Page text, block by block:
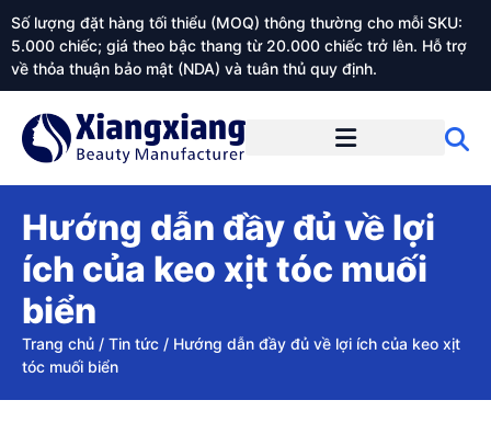
Số lượng đặt hàng tối thiểu (MOQ) thông thường cho mỗi SKU:
5.000 chiếc; giá theo bậc thang từ 20.000 chiếc trở lên. Hỗ trợ
về thỏa thuận bảo mật (NDA) và tuân thủ quy định.
Hướng dẫn đầy đủ về lợi
ích của keo xịt tóc muối
biển
Trang chủ / Tin tức / Hướng dẫn đầy đủ về lợi ích của keo xịt
tóc muối biển